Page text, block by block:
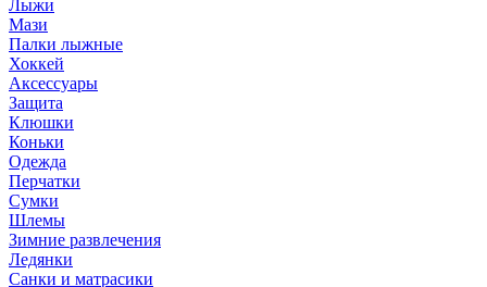
Лыжи
Мази
Палки лыжные
Хоккей
Аксессуары
Защита
Клюшки
Коньки
Одежда
Перчатки
Сумки
Шлемы
Зимние развлечения
Ледянки
Санки и матрасики